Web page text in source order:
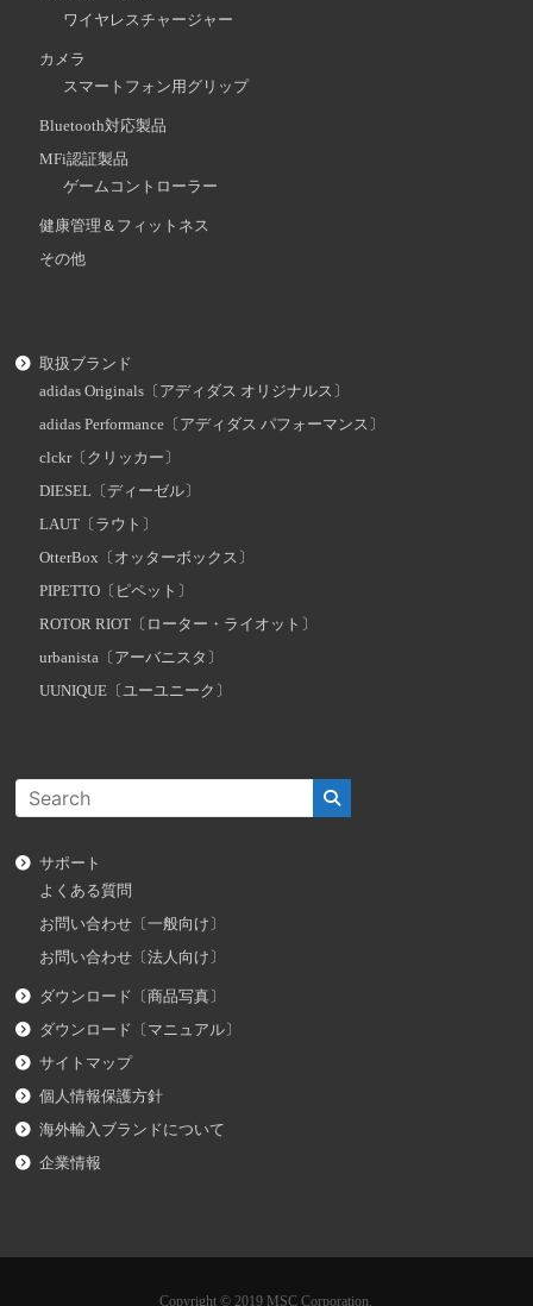
ワイヤレスチャージャー
カメラ
スマートフォン用グリップ
Bluetooth対応製品
MFi認証製品
ゲームコントローラー
健康管理＆フィットネス
その他
取扱ブランド
adidas Originals〔アディダス オリジナルス〕
adidas Performance〔アディダス パフォーマンス〕
clckr〔クリッカー〕
DIESEL〔ディーゼル〕
LAUT〔ラウト〕
OtterBox〔オッターボックス〕
PIPETTO〔ピペット〕
ROTOR RIOT〔ローター・ライオット〕
urbanista〔アーバニスタ〕
UUNIQUE〔ユーユニーク〕
サポート
よくある質問
お問い合わせ〔一般向け〕
お問い合わせ〔法人向け〕
ダウンロード〔商品写真〕
ダウンロード〔マニュアル〕
サイトマップ
個人情報保護方針
海外輸入ブランドについて
企業情報
Copyright © 2019 MSC Corporation.